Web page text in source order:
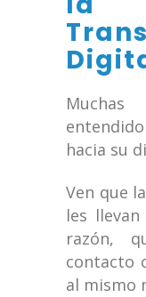
hacia su
Ven que
les
razón,
contacto
al mismo